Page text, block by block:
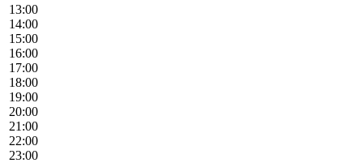
13:00
14:00
15:00
16:00
17:00
18:00
19:00
20:00
21:00
22:00
23:00